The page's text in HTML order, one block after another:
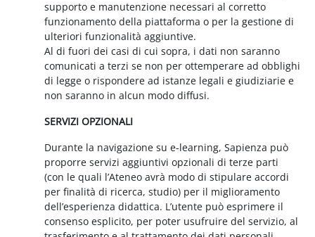
supporto e manutenzione necessari al corretto
funzionamento della piattaforma o per la gestione di
ulteriori funzionalità aggiuntive.
Al di fuori dei casi di cui sopra, i dati non saranno
comunicati a terzi se non per ottemperare ad obblighi
di legge o rispondere ad istanze legali e giudiziarie e
non saranno in alcun modo diffusi.
SERVIZI OPZIONALI
Durante la navigazione su e-learning, Sapienza può
proporre servizi aggiuntivi opzionali di terze parti
(con le quali l’Ateneo avrà modo di stipulare accordi
per finalità di ricerca, studio) per il miglioramento
dell’esperienza didattica. L’utente può esprimere il
consenso esplicito, per poter usufruire del servizio, al